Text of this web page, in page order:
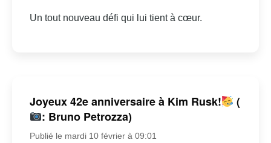
Un tout nouveau défi qui lui tient à cœur.
Joyeux 42e anniversaire à Kim Rusk!
(
: Bruno Petrozza)
Publié le mardi 10 février à 09:01